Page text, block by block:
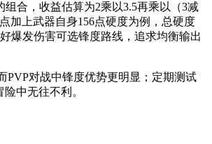
合，收益估算为2乘以3.5再乘以（3减
加上武器自身156点硬度为例，总硬度
爆发伤害可选锋度路线，追求均衡输出
PVP对战中锋度优势更明显；定期测试
中无往不利。